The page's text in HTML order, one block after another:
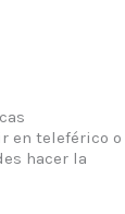
en teleférico o
hacer la